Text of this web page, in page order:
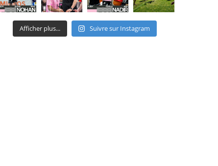
Afficher plus... Suivre sur Instagram